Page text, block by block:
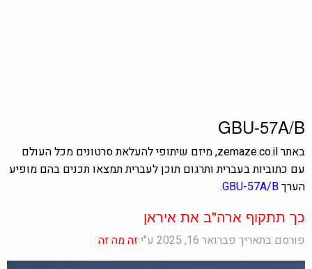
GBU-57A/B
באתר zemaze.co.il, מיזם שיתופי להעלאת סרטונים מכל העולם
עם כתוביות בעברית ותרגום תוכן לעברית תמצאו תכנים בהם מופיע
הערךGBU-57A/B
.
כך תתקוף ארה"ב את איראן
פורסם בתאריך פברואר 16, 2025 ע"י זה מה זה